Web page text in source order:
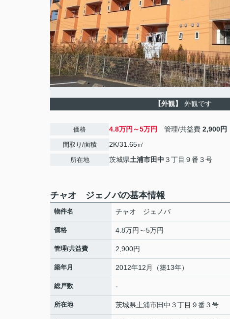
【外観】 外観です
価格 4.8万円～5万円 管理/共益費 2,900円
間取り/面積 2K/31.65㎡
所在地 茨城県土浦市田中 ３丁目９番３号
チャオ ジェノバの基本情報
物件名 チャオ ジェノバ
価格 4.8万円～5万円
管理/共益費 2,900円
築年月 2012年12月（築13年）
総戸数 -
所在地 茨城県土浦市田中 ３丁目９番３号